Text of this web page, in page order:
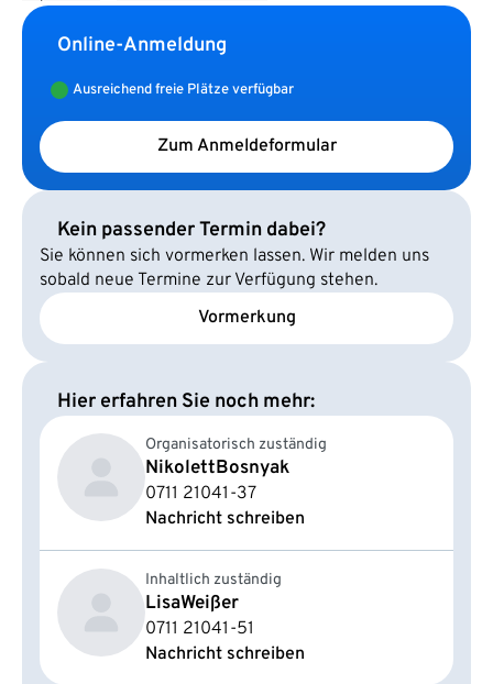
Online-Anmeldung
Ausreichend freie Plätze verfügbar
Zum Anmeldeformular
Kein passender Termin dabei?
Sie können sich vormerken lassen. Wir melden uns
sobald neue Termine zur Verfügung stehen.
Vormerkung
Hier erfahren Sie noch mehr:
Organisatorisch zuständig
NikolettBosnyak
0711 21041-37
Nachricht schreiben
Inhaltlich zuständig
LisaWeißer
0711 21041-51
Nachricht schreiben